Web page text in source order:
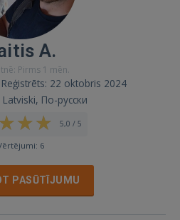
A.
Pirms 1 mēn.
Reģistrēts: 22 oktobris 2024
По-русски
5,0 / 5
6
PASŪTĪJUMU